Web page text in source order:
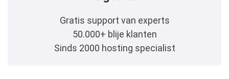
Gratis support van experts
50.000+ blije klanten
Sinds 2000 hosting specialist